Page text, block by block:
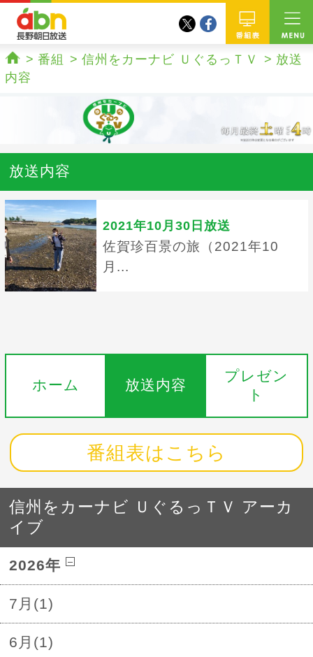
番組
twitterfacebook
ホーム
番組 信州をカーナビ ＵぐるっＴＶ
放送
内容
放送内容
2021年10月30日放送
佐賀珍百景の旅（2021年10
月...
ホーム 放送内容
プレゼン
ト
番組表はこちら
信州をカーナビ ＵぐるっＴＶ アーカ
イブ
2026年
7月(1)
6月(1)